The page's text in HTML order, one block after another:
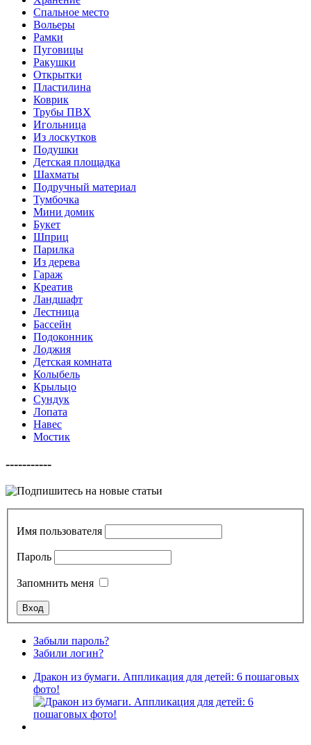
Спальное место
Вольеры
Рамки
Пуговицы
Ракушки
Открытки
Пластилина
Коврик
Трубы ПВХ
Игольница
Из лоскутков
Подушки
Детская площадка
Шахматы
Подручный материал
Тумбочка
Мини домик
Букет
Шприц
Парилка
Из дерева
Гараж
Креатив
Ландшафт
Лестница
Бассейн
Подоконник
Лоджия
Детская комната
Колыбель
Крыльцо
Сундук
Лопата
Навес
Мостик
-----------
Имя пользователя
Пароль
Запомнить меня
Забыли пароль?
Забили логин?
Дракон из бумаги. Аппликация для детей: 6 пошаговых
фото!